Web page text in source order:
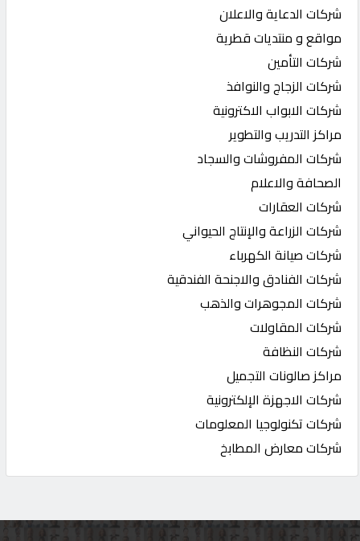
شركات الدعاية والاعلان
مواقع و منتديات قطرية
شركات التأمين
شركات الزجاج والنوافذ
شركات الابواب الاكترونية
مراكز التدريب والتطوير
شركات المفروشات والسجاد
الصحافة والاعلام
شركات العقارات
شركات الزراعة والإنتاج الحيواني
شركات صيانة الكهرباء
شركات الفنادق والاجنحة الفندقية
شركات المجوهرات والذهب
شركات المقاولات
شركات النظافة
مراكز صالونات التجميل
شركات الاجهزة الإلكترونية
شركات تكنولوجيا المعلومات
شركات معارض المطابخ